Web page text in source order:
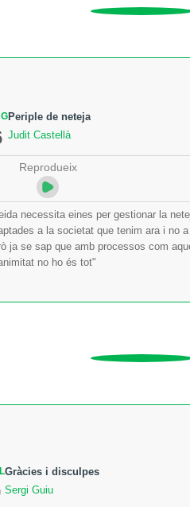
Periple de neteja
Judit Castellà
Reprodueix
necessita eines per gestionar la
a la societat que tenim ara i no
ja se sap que amb processos com
no ho és tot"
Gràcies i disculpes
Sergi Guiu